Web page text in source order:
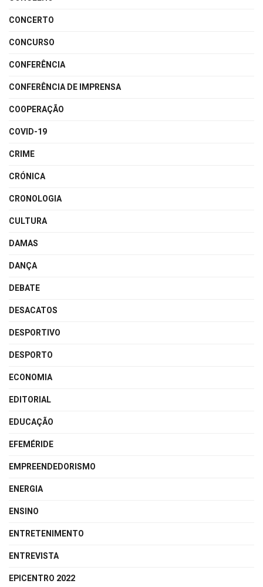
CONCERTO
CONCURSO
CONFERÊNCIA
CONFERÊNCIA DE IMPRENSA
COOPERAÇÃO
COVID-19
CRIME
CRÓNICA
CRONOLOGIA
CULTURA
DAMAS
DANÇA
DEBATE
DESACATOS
DESPORTIVO
DESPORTO
ECONOMIA
EDITORIAL
EDUCAÇÃO
EFEMÉRIDE
EMPREENDEDORISMO
ENERGIA
ENSINO
ENTRETENIMENTO
ENTREVISTA
EPICENTRO 2022